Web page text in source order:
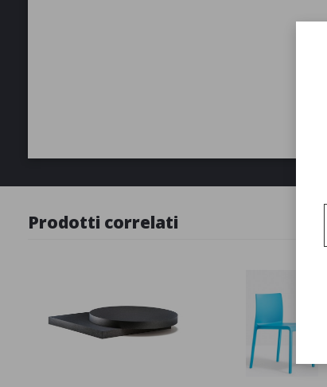
Prodotti correlati